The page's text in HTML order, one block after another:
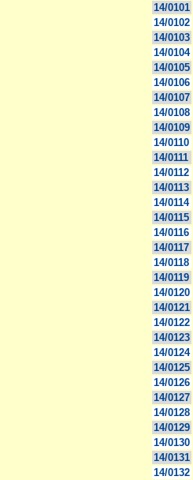
14/0101
14/0102
14/0103
14/0104
14/0105
14/0106
14/0107
14/0108
14/0109
14/0110
14/0111
14/0112
14/0113
14/0114
14/0115
14/0116
14/0117
14/0118
14/0119
14/0120
14/0121
14/0122
14/0123
14/0124
14/0125
14/0126
14/0127
14/0128
14/0129
14/0130
14/0131
14/0132